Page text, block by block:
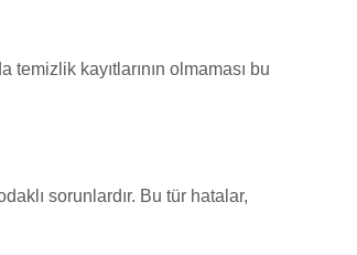
kayıtlarının olmaması bu
sorunlardır. Bu tür hatalar,